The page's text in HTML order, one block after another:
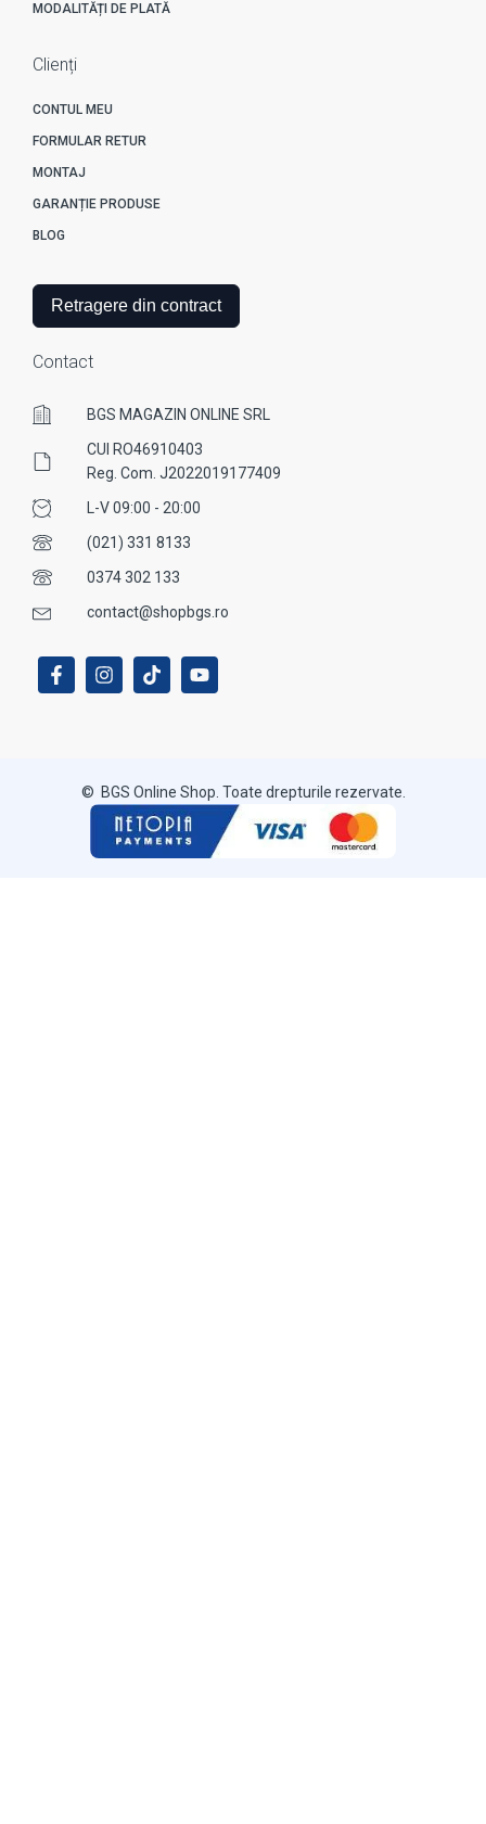
MODALITĂȚI DE PLATĂ
Clienți
CONTUL MEU
FORMULAR RETUR
MONTAJ
GARANȚIE PRODUSE
BLOG
Retragere din contract
Contact
BGS MAGAZIN ONLINE SRL
CUI RO46910403
Reg. Com. J2022019177409
L-V 09:00 - 20:00
(021) 331 8133
0374 302 133
contact@shopbgs.ro
© BGS Online Shop. Toate drepturile rezervate.